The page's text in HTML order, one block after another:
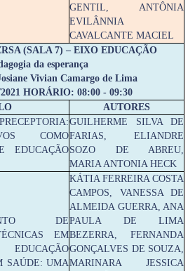
GENTIL, ANTÔNIA
EVILÂNNIA
CAVALCANTE MACIEL
(SALA 7) – EIXO EDUCAÇÃO
da esperança
Vivian Camargo de Lima
HORÁRIO: 08:00 - 09:30
AUTORES
COMO
EDUCAÇÃO
GUILHERME SILVA DE
FARIAS, ELIANDRE
SOZO DE ABREU,
MARIA ANTONIA HECK
DE
EM
SAÚDE: UMA
KÁTIA FERREIRA COSTA
CAMPOS, VANESSA DE
ALMEIDA GUERRA, ANA
PAULA DE LIMA
BEZERRA, FERNANDA
GONÇALVES DE SOUZA,
MARINARA JESSICA